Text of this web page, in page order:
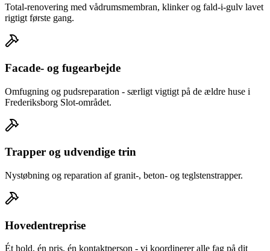
Total-renovering med vådrumsmembran, klinker og fald-i-gulv lavet
rigtigt første gang.
Facade- og fugearbejde
Omfugning og pudsreparation - særligt vigtigt på de ældre huse i
Frederiksborg Slot-området.
Trapper og udvendige trin
Nystøbning og reparation af granit-, beton- og teglstenstrapper.
Hovedentreprise
Ét hold, én pris, én kontaktperson - vi koordinerer alle fag på dit